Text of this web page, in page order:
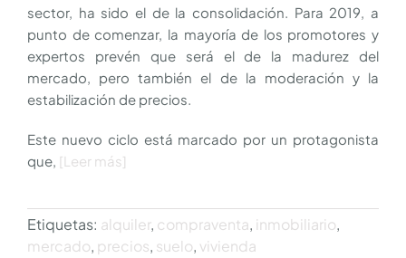
sector, ha sido el de la consolidación. Para 2019, a
punto de comenzar, la mayoría de los promotores y
expertos prevén que será el de la madurez del
mercado, pero también el de la moderación y la
estabilización de precios.
Este nuevo ciclo está marcado por un protagonista
que, [Leer más]
Etiquetas: alquiler, compraventa, inmobiliario,
mercado, precios, suelo, vivienda